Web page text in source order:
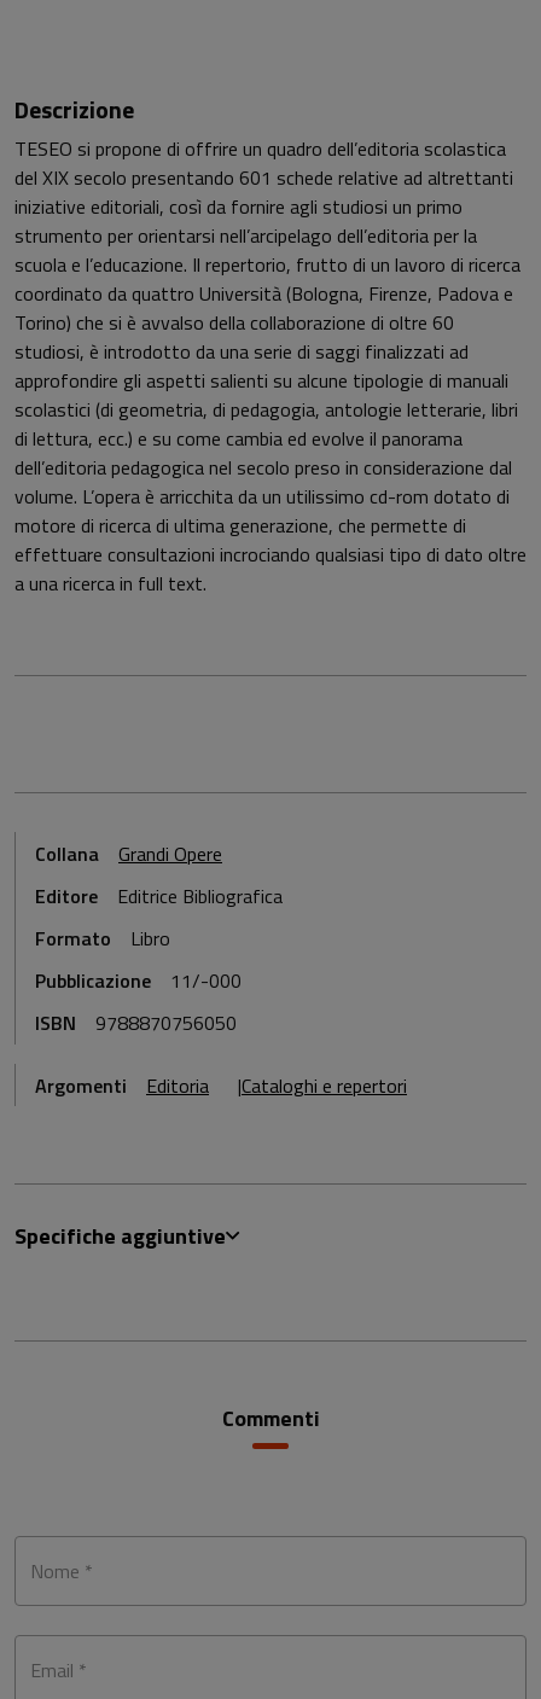
Descrizione
TESEO si propone di offrire un quadro dell’editoria scolastica
del XIX secolo presentando 601 schede relative ad altrettanti
iniziative editoriali, così da fornire agli studiosi un primo
strumento per orientarsi nell’arcipelago dell’editoria per la
scuola e l’educazione. Il repertorio, frutto di un lavoro di ricerca
coordinato da quattro Università (Bologna, Firenze, Padova e
Torino) che si è avvalso della collaborazione di oltre 60
studiosi, è introdotto da una serie di saggi finalizzati ad
approfondire gli aspetti salienti su alcune tipologie di manuali
scolastici (di geometria, di pedagogia, antologie letterarie, libri
di lettura, ecc.) e su come cambia ed evolve il panorama
dell’editoria pedagogica nel secolo preso in considerazione dal
volume. L’opera è arricchita da un utilissimo cd-rom dotato di
motore di ricerca di ultima generazione, che permette di
effettuare consultazioni incrociando qualsiasi tipo di dato oltre
a una ricerca in full text.
Collana
Grandi Opere
Editore
Editrice Bibliografica
Formato
Libro
Pubblicazione
11/-000
ISBN
9788870756050
Argomenti Editoria Cataloghi e repertori
Specifiche aggiuntive
Commenti
Nome *
Email *